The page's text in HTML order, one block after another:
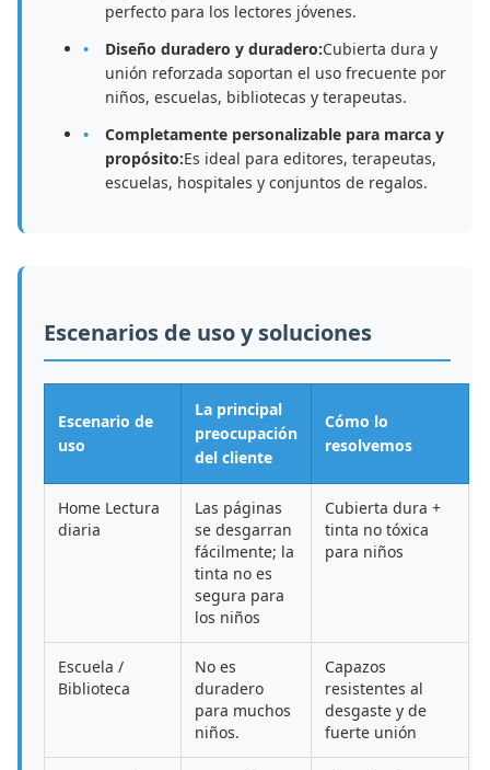
perfecto para los lectores jóvenes.
Diseño duradero y duradero:Cubierta dura y
unión reforzada soportan el uso frecuente por
niños, escuelas, bibliotecas y terapeutas.
Completamente personalizable para marca y
propósito:Es ideal para editores, terapeutas,
escuelas, hospitales y conjuntos de regalos.
Escenarios de uso y soluciones
Escenario de
uso
La principal
preocupación
del cliente
Cómo lo
resolvemos
Home Lectura
diaria
Las páginas
se desgarran
fácilmente; la
tinta no es
segura para
los niños
Cubierta dura +
tinta no tóxica
para niños
Escuela /
Biblioteca
No es
duradero
para muchos
niños.
Capazos
resistentes al
desgaste y de
fuerte unión